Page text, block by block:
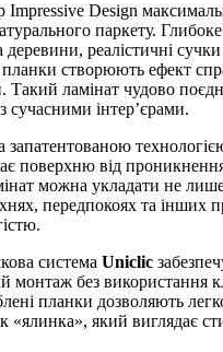
Impressive Design
паркету.
реалістичні
створюють ефект
Такий ламінат чудово
сучасними інтер’єрами.
запатентованою
поверхню від
можна укладати не
передпокоях та інших
система Uniclic
монтаж без використання
планки дозволяють
«ялинка», який виглядає